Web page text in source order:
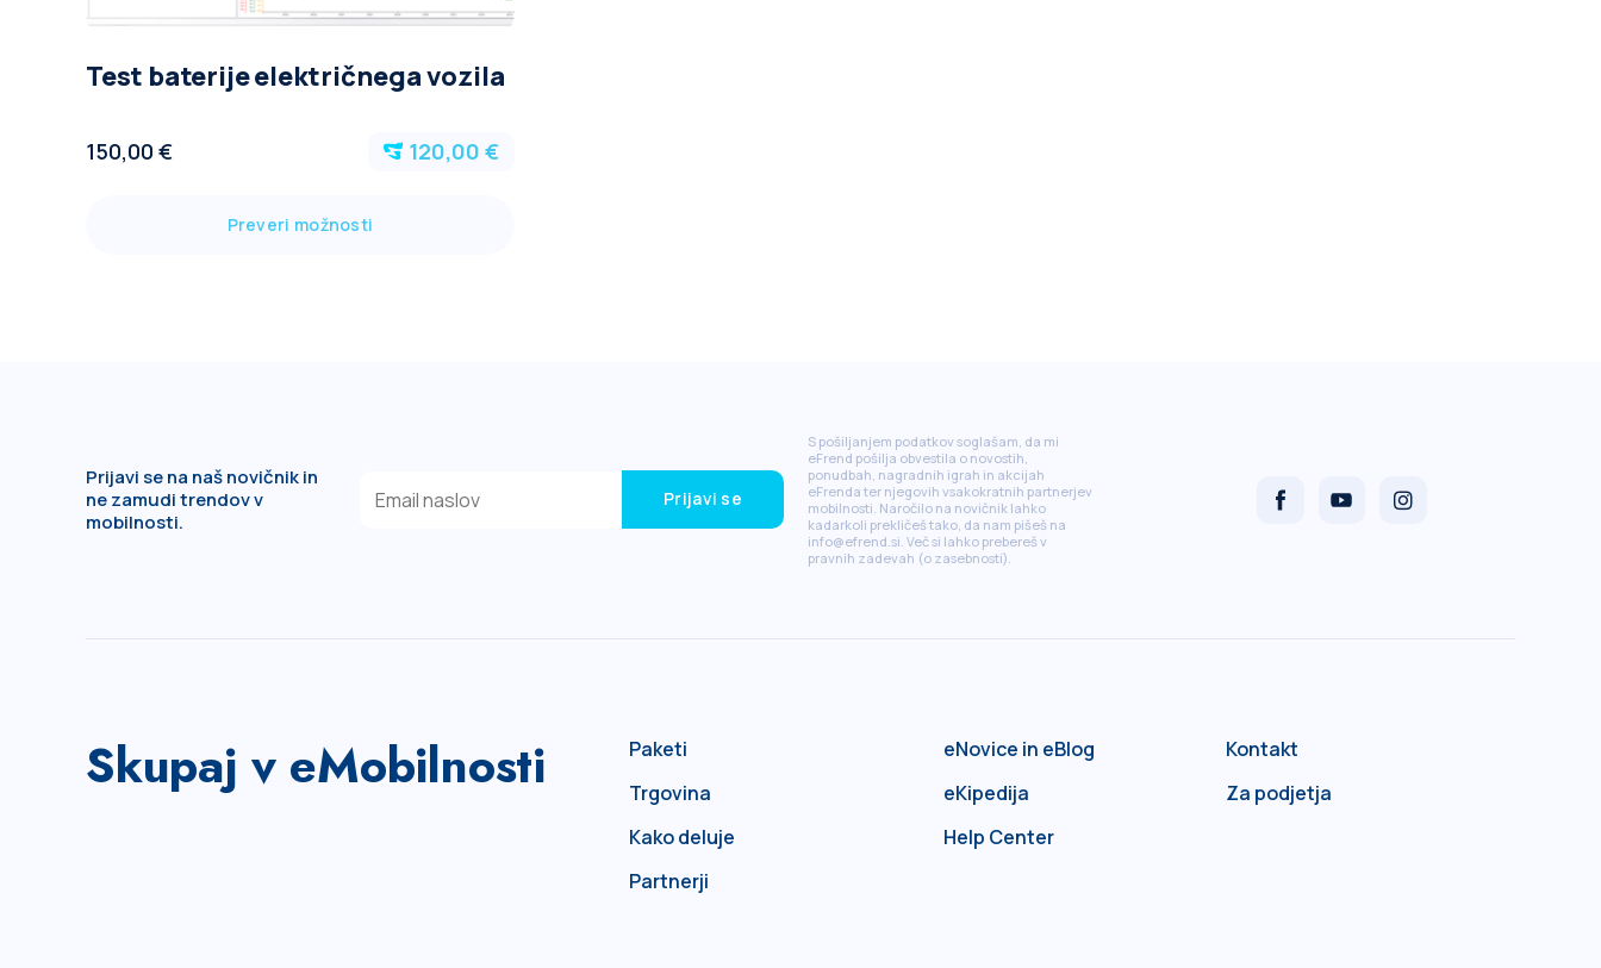
Test baterije električnega vozila
150,00 € 120,00 €
Preveri možnosti
Prijavi se na naš novičnik in
ne zamudi trendov v
mobilnosti.
Prijavi se
S pošiljanjem podatkov soglašam, da mi
eFrend pošilja obvestila o novostih,
ponudbah, nagradnih igrah in akcijah
eFrenda ter njegovih vsakokratnih partnerjev
mobilnosti. Naročilo na novičnik lahko
kadarkoli prekličeš tako, da nam pišeš na
info@efrend.si. Več si lahko prebereš v
pravnih zadevah (o zasebnosti).
Skupaj v eMobilnosti
Paketi
Trgovina
Kako deluje
Partnerji
eNovice in eBlog
eKipedija
Help Center
Kontakt
Za podjetja